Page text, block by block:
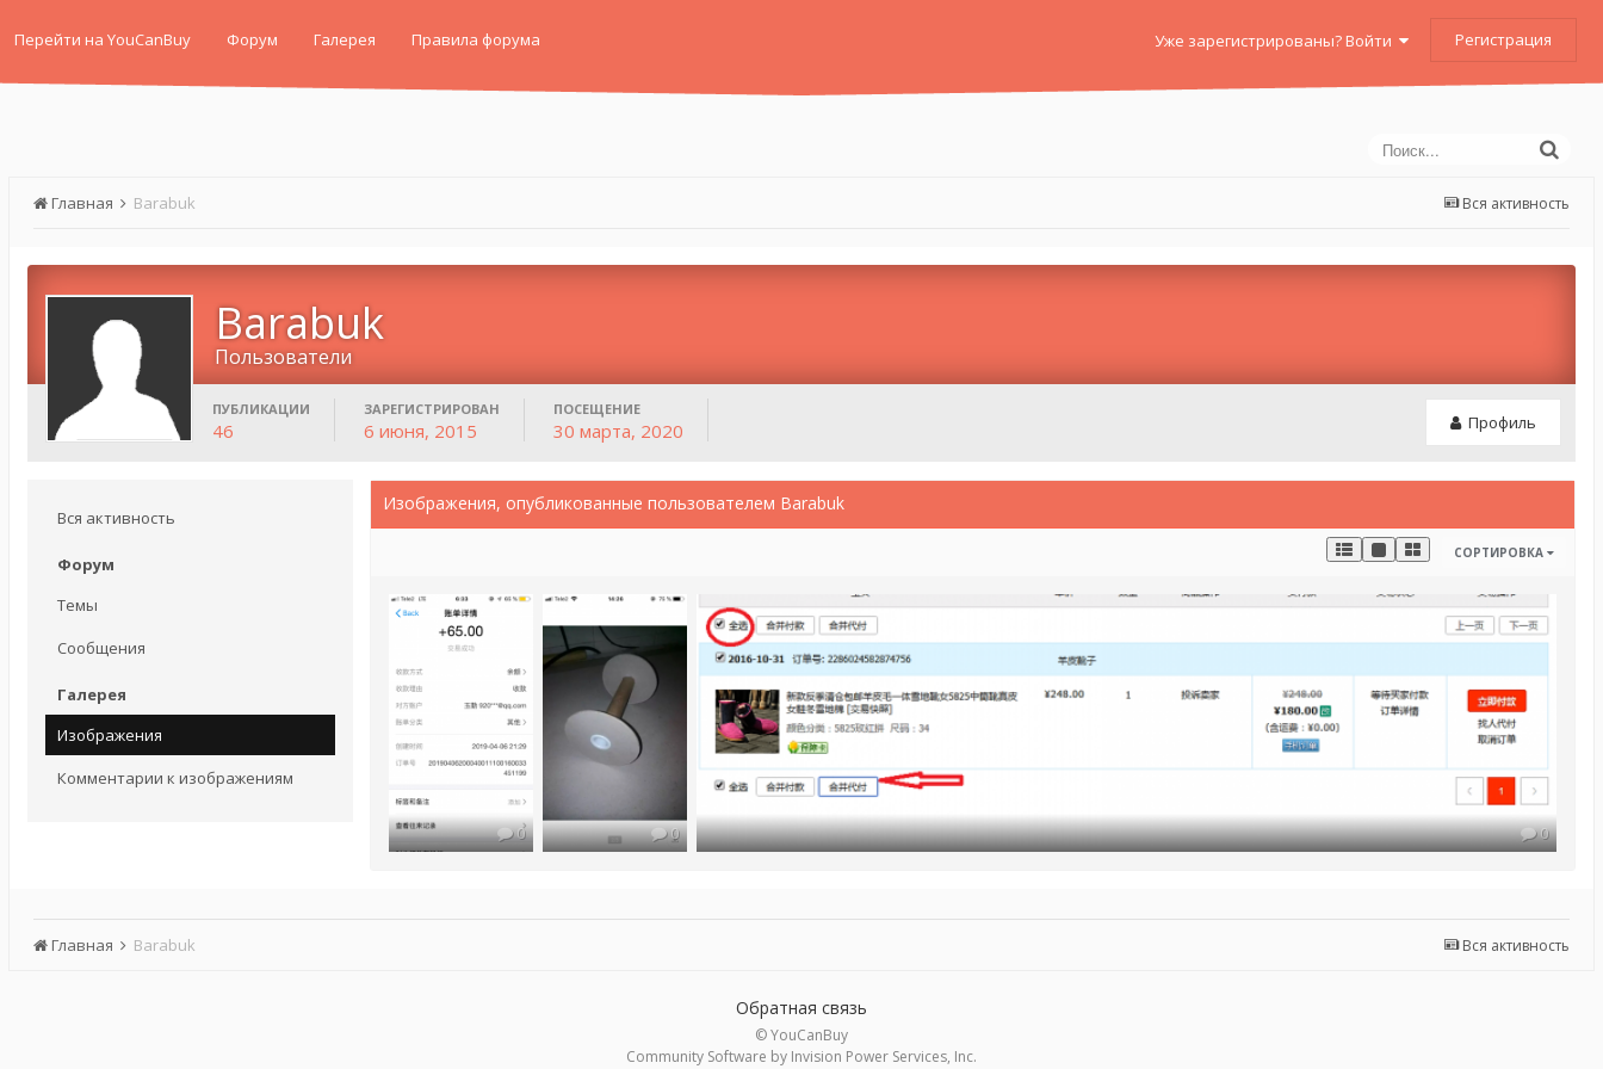
Перейти на YouCanBuy Форум Галерея Правила форума Уже зарегистрированы? Войти Регистрация
Вся активность
Главная Barabuk
Barabuk
Пользователи
Профиль
ПУБЛИКАЦИИ
46
ЗАРЕГИСТРИРОВАН
6 июня, 2015
ПОСЕЩЕНИЕ
30 марта, 2020
Вся активность
Форум
Темы
Сообщения
Галерея
Изображения
Комментарии к изображениям
Изображения, опубликованные пользователем Barabuk
СОРТИРОВКА
0 0 0
Вся активность
Главная Barabuk
Обратная связь
© YouCanBuy
Community Software by Invision Power Services, Inc.